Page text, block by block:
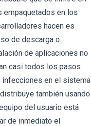
empaquetados en los
hacen es
de descarga o
de aplicaciones no
casi todos los pasos
infecciones en el sistema
también usando
del usuario está
de inmediato el